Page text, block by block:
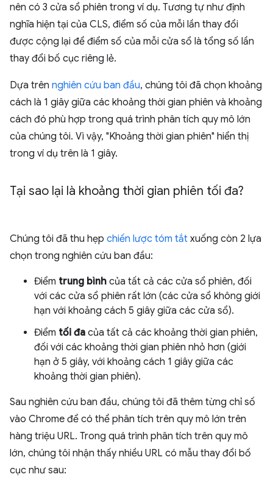
nên có 3 cửa sổ phiên trong ví dụ. Tương tự như định
nghĩa hiện tại của CLS, điểm số của mỗi lần thay đổi
được cộng lại để điểm số của mỗi cửa sổ là tổng số lần
thay đổi bố cục riêng lẻ.
Dựa trên nghiên cứu ban đầu, chúng tôi đã chọn khoảng
cách là 1 giây giữa các khoảng thời gian phiên và khoảng
cách đó phù hợp trong quá trình phân tích quy mô lớn
của chúng tôi. Vì vậy, "Khoảng thời gian phiên" hiển thị
trong ví dụ trên là 1 giây.
Tại sao lại là khoảng thời gian phiên tối đa?
Chúng tôi đã thu hẹp chiến lược tóm tắt xuống còn 2 lựa
chọn trong nghiên cứu ban đầu:
Điểm trung bình của tất cả các cửa sổ phiên, đối
với các cửa sổ phiên rất lớn (các cửa sổ không giới
hạn với khoảng cách 5 giây giữa các cửa sổ).
Điểm tối đa của tất cả các khoảng thời gian phiên,
đối với các khoảng thời gian phiên nhỏ hơn (giới
hạn ở 5 giây, với khoảng cách 1 giây giữa các
khoảng thời gian phiên).
Sau nghiên cứu ban đầu, chúng tôi đã thêm từng chỉ số
vào Chrome để có thể phân tích trên quy mô lớn trên
hàng triệu URL. Trong quá trình phân tích trên quy mô
lớn, chúng tôi nhận thấy nhiều URL có mẫu thay đổi bố
cục như sau: